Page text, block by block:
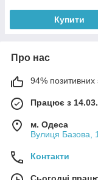
Купити
Про нас
94% позитивних
Працює з
м. Одеса
Вулиця Базова,
Контакти